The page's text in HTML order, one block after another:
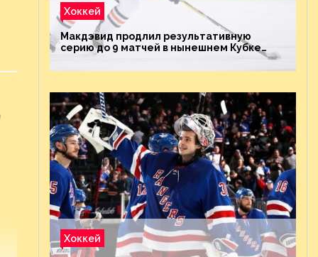
Хоккей
Макдэвид продлил результативную
серию до 9 матчей в нынешнем Кубке
Хоккей